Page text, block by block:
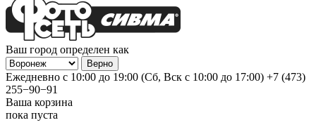
Ваш город определен как
Ежедневно с 10:00 до 19:00 (Сб, Вск с 10:00 до 17:00) +7 (473)
255−90−91
Ваша корзина
пока пуста